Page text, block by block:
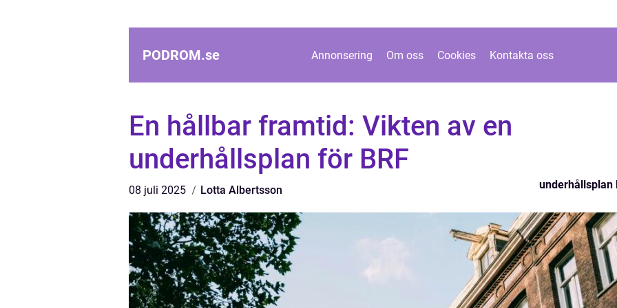
PODROM.se Annonsering Om oss Cookies Kontakta oss
En hållbar framtid: Vikten av en
underhållsplan för BRF
08 juli 2025 Lotta Albertsson underhållsplan